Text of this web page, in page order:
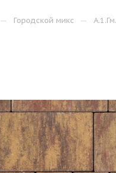
— Городской микс —